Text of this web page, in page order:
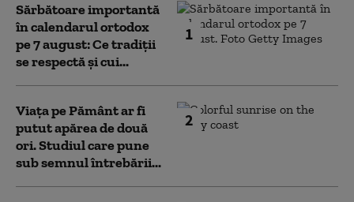
1
Sărbătoare importantă
în calendarul ortodox
pe 7 august: Ce tradiții
se respectă și cui...
2
Viața pe Pământ ar fi
putut apărea de două
ori. Studiul care pune
sub semnul întrebării...